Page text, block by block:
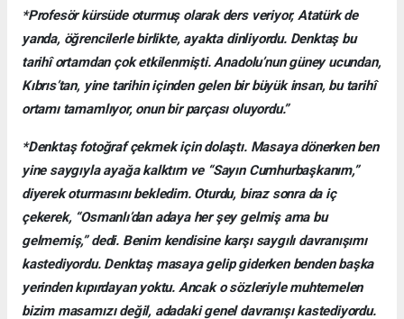
*Profesör kürsüde oturmuş olarak ders veriyor, Atatürk de
yanda, öğrencilerle birlikte, ayakta dinliyordu. Denktaş bu
tarihî ortamdan çok etkilenmişti. Anadolu’nun güney ucundan,
Kıbrıs’tan, yine tarihin içinden gelen bir büyük insan, bu tarihî
ortamı tamamlıyor, onun bir parçası oluyordu.”
*Denktaş fotoğraf çekmek için dolaştı. Masaya dönerken ben
yine saygıyla ayağa kalktım ve “Sayın Cumhurbaşkanım,”
diyerek oturmasını bekledim. Oturdu, biraz sonra da iç
çekerek, “Osmanlı’dan adaya her şey gelmiş ama bu
gelmemiş,” dedi. Benim kendisine karşı saygılı davranışımı
kastediyordu. Denktaş masaya gelip giderken benden başka
yerinden kıpırdayan yoktu. Ancak o sözleriyle muhtemelen
bizim masamızı değil, adadaki genel davranışı kastediyordu.